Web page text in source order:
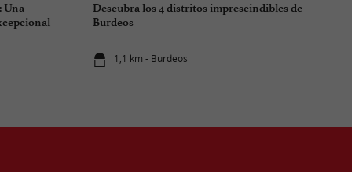
Una
Descubra los 4 distritos imprescindibles de
Burdeos
1,1 km - Burdeos